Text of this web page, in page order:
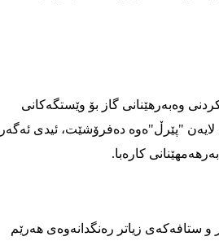
زیادکردنی وەبەرهێنانی گاز بۆ وێستگەکانی
50%ەکەی دیکە لە گازەکەش لە لایەن "پێرڵ"ەوە دەفرۆشێت، ئیدی ئەگەر
کارەبا.
و ستافەکەی زیاتر رەنگدانەوەی هەرێم